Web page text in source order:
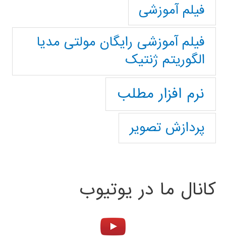
فیلم آموزشی
فیلم آموزشی رایگان مولتی مدیا
الگوریتم ژنتیک
نرم افزار مطلب
پردازش تصویر
کانال ما در یوتیوب